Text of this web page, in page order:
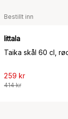
Bestillt inn
Iittala
Taika skål 60 cl,
259 kr
414 kr